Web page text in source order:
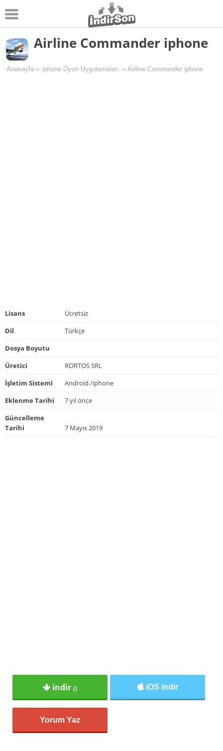
Android
Pc Oyunları
Airline Commander iphone
Anasayfa ›› iphone Oyun Uygulamaları ›› Airline Commander iphone
Lisans
Ücretsiz
Dil
Türkçe
Dosya Boyutu
Üretici
RORTOS SRL
İşletim Sistemi
Android /iphone
Eklenme Tarihi
7 yıl önce
Güncelleme
Tarihi
7 Mayıs 2019
indir() iOS indir
Yorum Yaz